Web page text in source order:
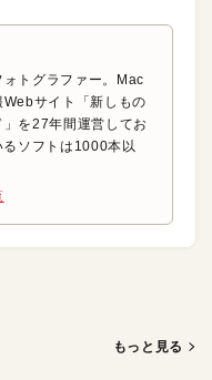
トグラファー。Mac
サイト「新しもの
を27年間運営してお
ソフトは1000本以
もっと見る